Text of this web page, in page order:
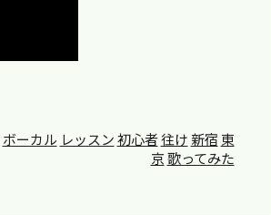
ボーカル レッスン初心者往け 新宿 東
京歌ってみた